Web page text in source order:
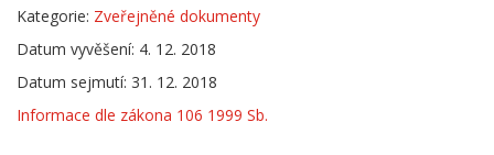
Kategorie: Zveřejněné dokumenty
Datum vyvěšení: 4. 12. 2018
Datum sejmutí: 31. 12. 2018
Informace dle zákona 106 1999 Sb.